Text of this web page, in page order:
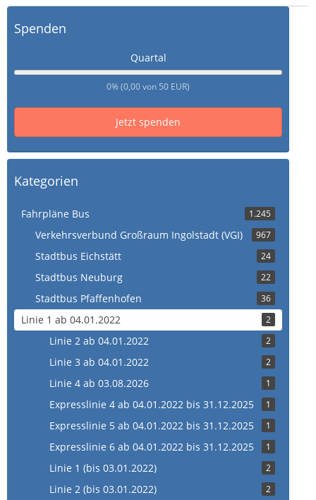
Spenden
Quartal
0% (0,00 von 50 EUR)
Jetzt spenden
Kategorien
Fahrpläne Bus 1.245
Verkehrsverbund Großraum Ingolstadt (VGI) 967
Stadtbus Eichstätt 24
Stadtbus Neuburg 22
Stadtbus Pfaffenhofen 36
Linie 1 ab 04.01.2022 2
Linie 2 ab 04.01.2022 2
Linie 3 ab 04.01.2022 2
Linie 4 ab 03.08.2026 1
Expresslinie 4 ab 04.01.2022 bis 31.12.2025 1
Expresslinie 5 ab 04.01.2022 bis 31.12.2025 1
Expresslinie 6 ab 04.01.2022 bis 31.12.2025 1
Linie 1 (bis 03.01.2022) 2
Linie 2 (bis 03.01.2022) 2